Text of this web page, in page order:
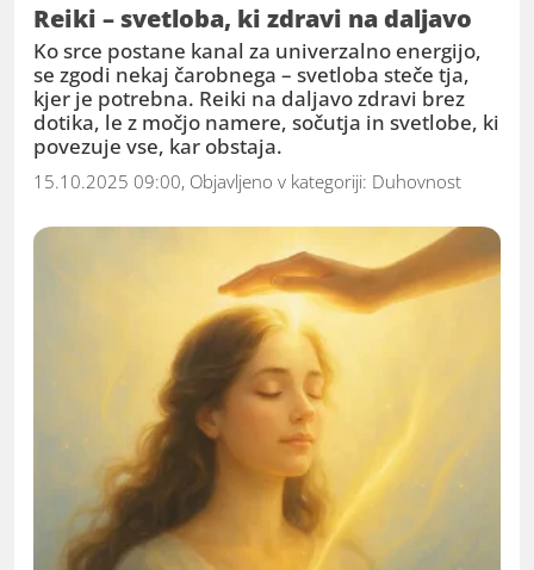
Reiki – svetloba, ki zdravi na daljavo
Ko srce postane kanal za univerzalno energijo,
se zgodi nekaj čarobnega – svetloba steče tja,
kjer je potrebna. Reiki na daljavo zdravi brez
dotika, le z močjo namere, sočutja in svetlobe, ki
povezuje vse, kar obstaja.
15.10.2025 09:00, Objavljeno v kategoriji: Duhovnost